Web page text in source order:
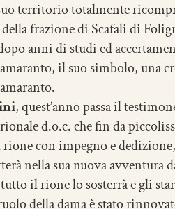
territorio totalmente
frazione di Scafali di
anni di studi ed
il suo simbolo, una
, quest’anno passa il
d.o.c. che fin da
con impegno e
nella sua nuova avventura
il rione lo sosterrà e gli
della dama è stato